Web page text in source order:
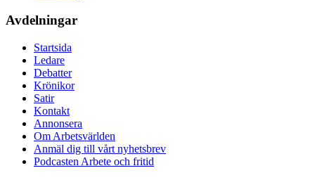
Avdelningar
Startsida
Ledare
Debatter
Krönikor
Satir
Kontakt
Annonsera
Om Arbetsvärlden
Anmäl dig till vårt nyhetsbrev
Podcasten Arbete och fritid